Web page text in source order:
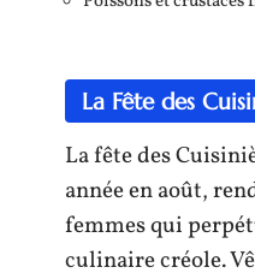
La Fête des
La fête des
année en août,
femmes qui
culinaire créole.